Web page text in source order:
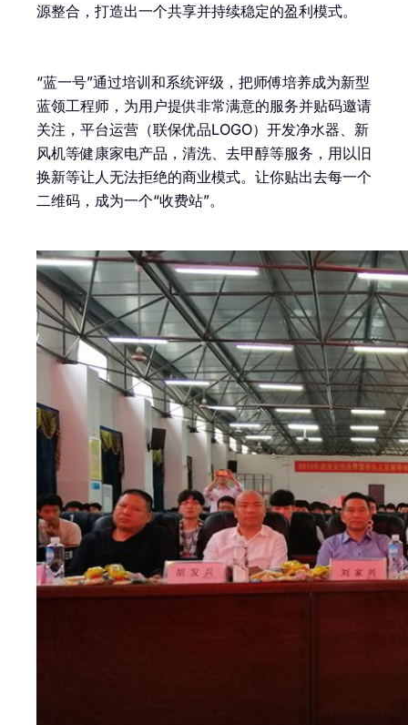
源整合，打造出一个共享并持续稳定的盈利模式。
“蓝一号”通过培训和系统评级，把师傅培养成为新型
蓝领工程师，为用户提供非常满意的服务并贴码邀请
关注，平台运营（联保优品LOGO）开发净水器、新
风机等健康家电产品，清洗、去甲醇等服务，用以旧
换新等让人无法拒绝的商业模式。让你贴出去每一个
二维码，成为一个“收费站”。